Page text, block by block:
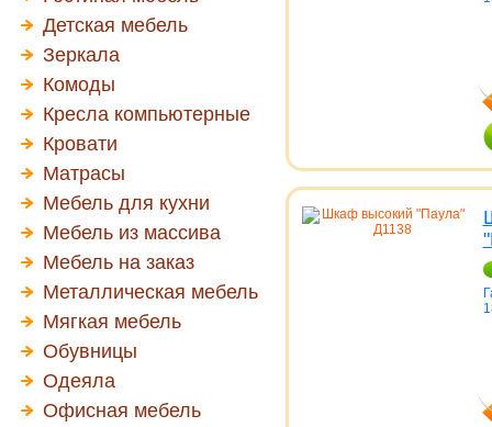
Детская мебель
Зеркала
Комоды
Кресла компьютерные
Кровати
Матрасы
Мебель для кухни
Мебель из массива
Мебель на заказ
Металлическая мебель
Мягкая мебель
Обувницы
Одеяла
Офисная мебель